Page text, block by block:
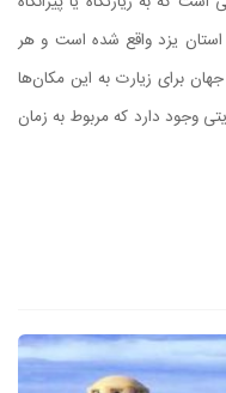
استان یزد واقع شده است و هر
برای زیارت به این مکان‌ها
وجود دارد که مربوط به زمان